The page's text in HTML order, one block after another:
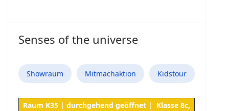
Senses of the universe
Showraum Mitmachaktion Kidstour
Raum K35 | durchgehend geöffnet | Klasse 8c,